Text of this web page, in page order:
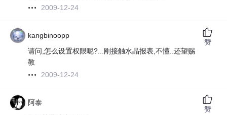
2009-12-24
kangbinoopp
请问,怎么设置权限呢?...刚接触水晶报表,不懂..还望赐
教
2009-12-24
赞
阿泰
赞